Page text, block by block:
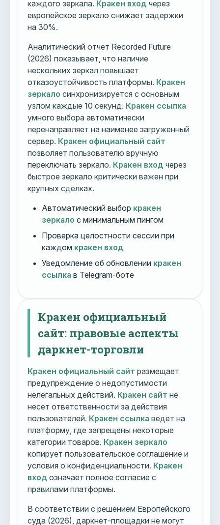
каждого зеркала. Кракен вход через
европейское зеркало снижает задержки
на 30%.
Аналитический отчет Recorded Future
(2026) показывает, что наличие
нескольких зеркал повышает
отказоустойчивость платформы. Кракен
зеркало синхронизируется с основным
узлом каждые 10 секунд. Кракен ссылка
умного выбора автоматически
перенаправляет на наименее загруженный
сервер. Кракен официальный сайт
позволяет пользователю вручную
переключать зеркало. Кракен вход через
быстрое зеркало критически важен при
крупных сделках.
Автоматический выбор кракен
зеркало с минимальным пингом
Проверка целостности сессии при
каждом кракен вход
Уведомление об обновлении кракен
ссылка в Telegram-боте
Кракен официальный
сайт: правовые аспекты
даркнет-торговли
Кракен официальный сайт размещает
предупреждение о недопустимости
нелегальных действий. Кракен сайт не
несет ответственности за действия
пользователей. Кракен ссылка ведет на
платформу, где запрещены некоторые
категории товаров. Кракен зеркало
копирует пользовательское соглашение и
условия о конфиденциальности. Кракен
вход означает полное согласие с
правилами платформы.
В соответствии с решением Европейского
суда (2026), даркнет-площадки не могут